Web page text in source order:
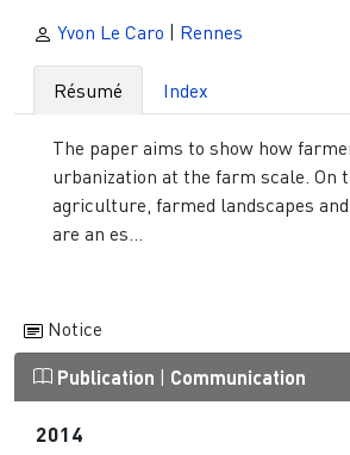
Yvon Le Caro | Rennes
Résumé Index
The paper aims to show how
urbanization at the farm scale. On
agriculture, farmed landscapes
are an es...
Notice
Publication | Communication
2014